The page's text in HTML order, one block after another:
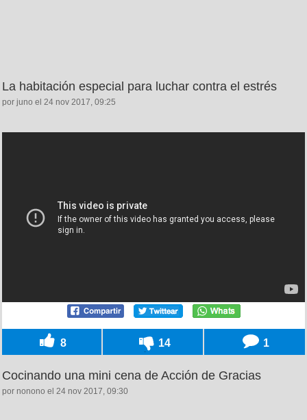
La habitación especial para luchar contra el estrés
por juno el 24 nov 2017, 09:25
8 14 1
Cocinando una mini cena de Acción de Gracias
por nonono el 24 nov 2017, 09:30